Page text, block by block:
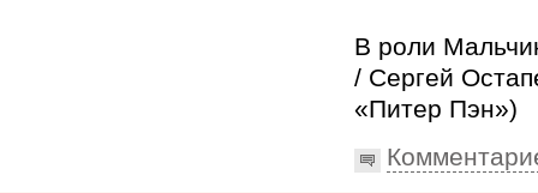
В роли
/ Сергей
«Питер Пэн»)